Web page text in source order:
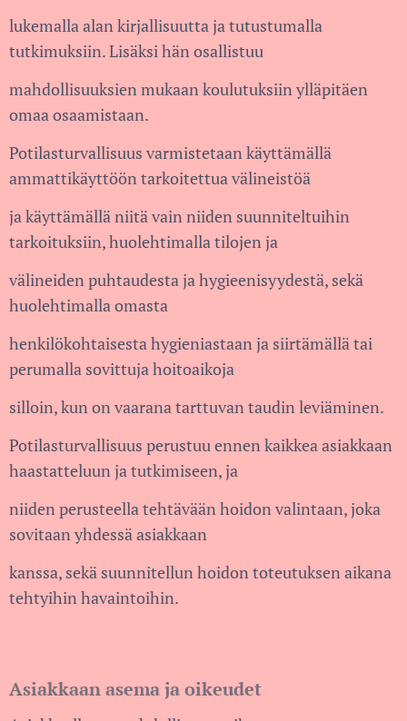
lukemalla alan kirjallisuutta ja tutustumalla
tutkimuksiin. Lisäksi hän osallistuu
mahdollisuuksien mukaan koulutuksiin ylläpitäen
omaa osaamistaan.
Potilasturvallisuus varmistetaan käyttämällä
ammattikäyttöön tarkoitettua välineistöä
ja käyttämällä niitä vain niiden suunniteltuihin
tarkoituksiin, huolehtimalla tilojen ja
välineiden puhtaudesta ja hygieenisyydestä, sekä
huolehtimalla omasta
henkilökohtaisesta hygieniastaan ja siirtämällä tai
perumalla sovittuja hoitoaikoja
silloin, kun on vaarana tarttuvan taudin leviäminen.
Potilasturvallisuus perustuu ennen kaikkea asiakkaan
haastatteluun ja tutkimiseen, ja
niiden perusteella tehtävään hoidon valintaan, joka
sovitaan yhdessä asiakkaan
kanssa, sekä suunnitellun hoidon toteutuksen aikana
tehtyihin havaintoihin.
Asiakkaan asema ja oikeudet